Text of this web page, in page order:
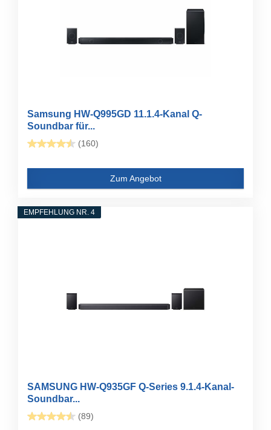
Samsung HW-Q995GD 11.1.4-Kanal Q-
Soundbar für...
(160)
Zum Angebot
EMPFEHLUNG NR. 4
SAMSUNG HW-Q935GF Q-Series 9.1.4-Kanal-
Soundbar...
(89)